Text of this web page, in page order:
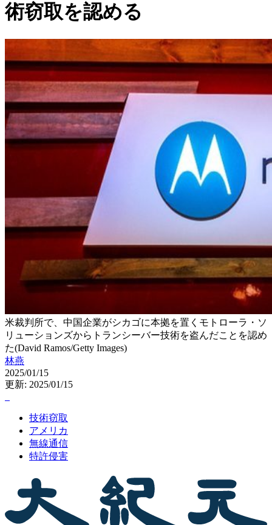
術窃取を認める
米裁判所で、中国企業がシカゴに本拠を置くモトローラ・ソ
リューションズからトランシーバー技術を盗んだことを認め
た(David Ramos/Getty Images)
林燕
2025/01/15
更新: 2025/01/15
技術窃取
アメリカ
無線通信
特許侵害